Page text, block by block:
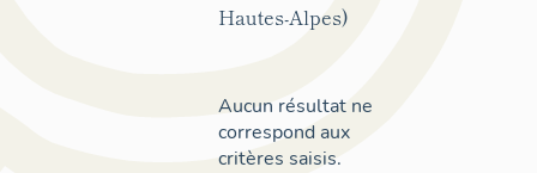
Hautes-Alpes)
Aucun résultat ne
correspond aux
critères saisis.